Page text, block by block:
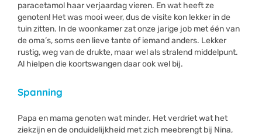
paracetamol haar verjaardag vieren. En wat heeft ze
genoten! Het was mooi weer, dus de visite kon lekker in de
tuin zitten. In de woonkamer zat onze jarige job met één van
de oma’s, soms een lieve tante of iemand anders. Lekker
rustig, weg van de drukte, maar wel als stralend middelpunt.
Al hielpen die koortswangen daar ook wel bij.
Spanning
Papa en mama genoten wat minder. Het verdriet wat het
ziekzijn en de onduidelijkheid met zich meebrengt bij Nina,